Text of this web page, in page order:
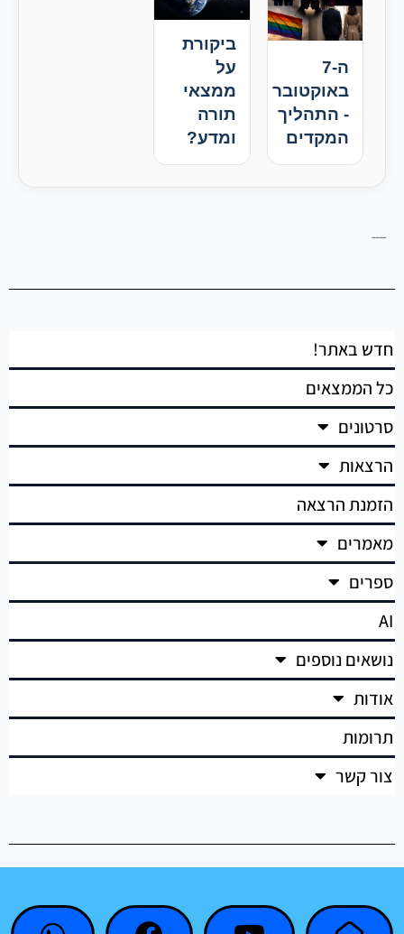
ה-7
באוקטובר
- התהליך
המקדים
ביקורת
על
ממצאי
תורה
ומדע?
----
חדש באתר!
כל הממצאים
סרטונים
הרצאות
הזמנת הרצאה
מאמרים
ספרים
AI
נושאים נוספים
אודות
תרומות
צור קשר